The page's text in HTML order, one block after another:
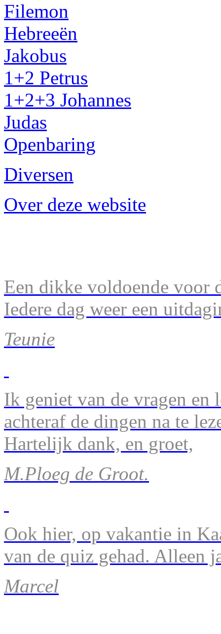
Filemon
Hebreeën
Jakobus
1+2 Petrus
1+2+3 Johannes
Judas
Openbaring
Diversen
Over deze website
Een dikke voldoende voor
Iedere dag weer een
Teunie
Ik geniet van de vragen en
achteraf de dingen na te
Hartelijk dank, en groet,
M.Ploeg de Groot.
Ook hier, op vakantie in
van de quiz gehad. Alleen
Marcel